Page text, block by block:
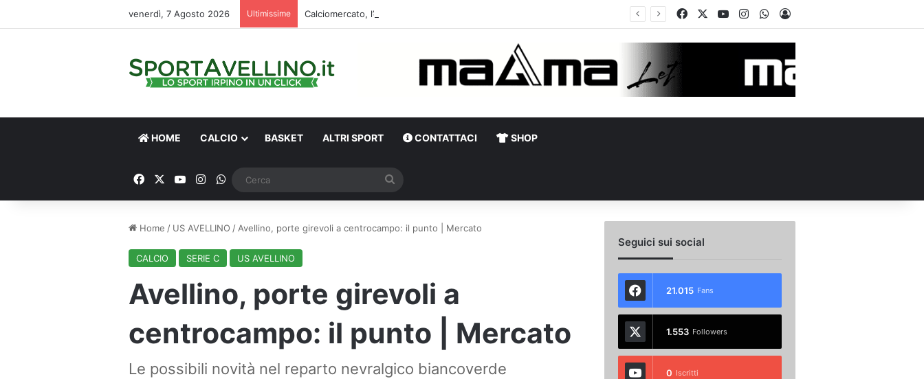
venerdì, 7 Agosto 2026 Ultimissime FacebookYou TubeInstagramWhatsApp
Accedi
HOME CALCIO BASKET ALTRI SPORT CONTATTACI SHOP
FacebookYou TubeInstagram
WhatsApp
Home / US AVELLINO / Avellino, porte girevoli a centrocampo: il punto | Mercato
CALCIO SERIE C US AVELLINO
Avellino, porte girevoli a
centrocampo: il punto | Mercato
Le possibili novità nel reparto nevralgico biancoverde
Seguici sui social
21.015 Fans
1.553 Followers
0 Iscritti